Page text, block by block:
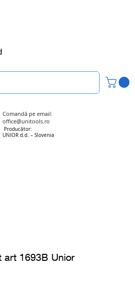
Comandă pe email:
office@unitools.ro
Producător:
UNIOR d.d. – Slovenia
art 1693B Unior